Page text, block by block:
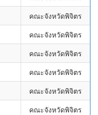
คณะจังหวัดพิจิตร
คณะจังหวัดพิจิตร
คณะจังหวัดพิจิตร
คณะจังหวัดพิจิตร
คณะจังหวัดพิจิตร
คณะจังหวัดพิจิตร